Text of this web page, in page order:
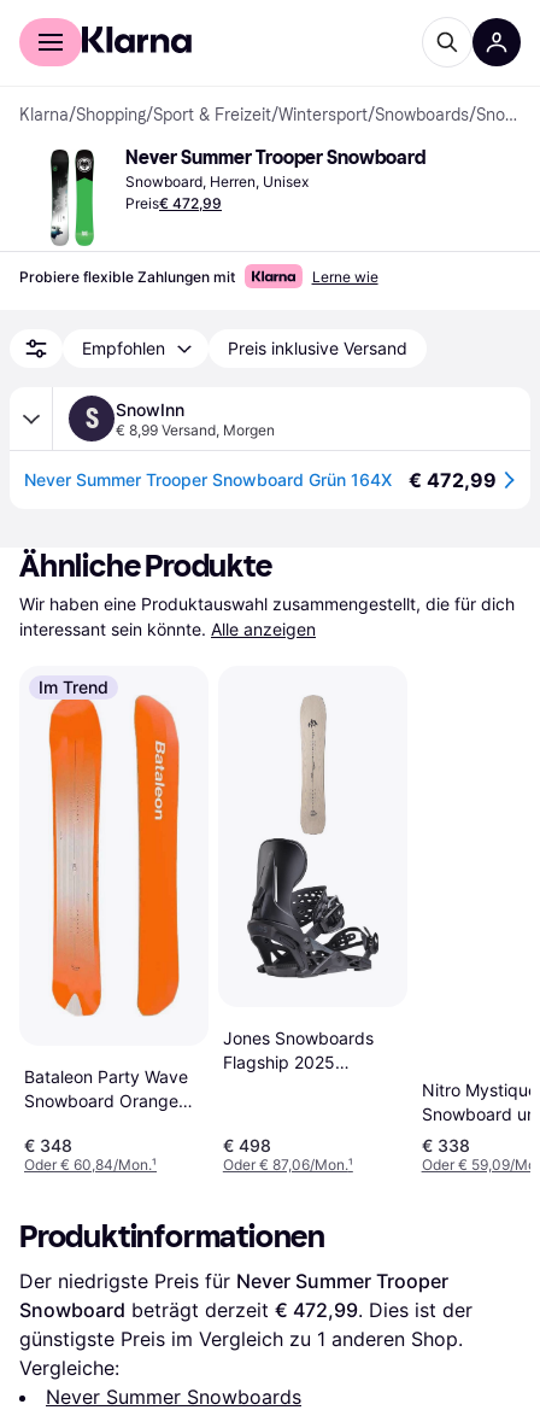
Für Shopper
Klarna/Shopping/Sport & Freizeit/Wintersport/Snowboards/ Snowboards
Never Summer Trooper Snowboard
Snowboard, Herren, Unisex
Preis€ 472,99
Probiere flexible Zahlungen mit Lerne wie
Empfohlen Preis inklusive Versand
S SnowInn
€ 8,99 Versand, Morgen
Never Summer Trooper Snowboard Grün 164X € 472,99
Ähnliche Produkte
Wir haben eine Produktauswahl zusammengestellt, die für dich
interessant sein könnte. Alle anzeigen
Im Trend
Bataleon Party Wave
Snowboard Orange
€ 348
Oder € 60,84/Mon.¹
Jones Snowboards
Flagship 2025
€ 498
Oder € 87,06/Mon.¹
Nitro
Snowboard uni
€ 338
Oder € 59,09/
Produktinformationen
Der niedrigste Preis für Never Summer Trooper
Snowboard beträgt derzeit € 472,99. Dies ist der
günstigste Preis im Vergleich zu 1 anderen Shop.
Vergleiche:
Never Summer Snowboards